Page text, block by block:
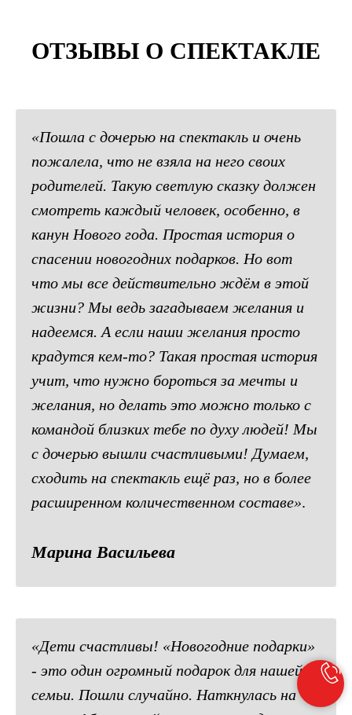
ОТЗЫВЫ О СПЕКТАКЛЕ
«Пошла с дочерью на спектакль и очень
пожалела, что не взяла на него своих
родителей. Такую светлую сказку должен
смотреть каждый человек, особенно, в
канун Нового года. Простая история о
спасении новогодних подарков. Но вот
что мы все действительно ждём в этой
жизни? Мы ведь загадываем желания и
надеемся. А если наши желания просто
крадутся кем-то? Такая простая история
учит, что нужно бороться за мечты и
желания, но делать это можно только с
командой близких тебе по духу людей! Мы
с дочерью вышли счастливыми! Думаем,
сходить на спектакль ещё раз, но в более
расширенном количественном составе».
Марина Васильева
«Дети счастливы! «Новогодние подарки»
- это один огромный подарок для нашей
семьи. Пошли случайно. Наткнулась на